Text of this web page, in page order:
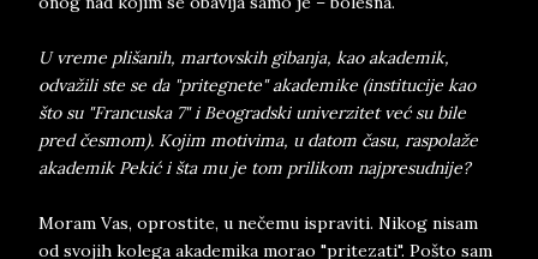
U vreme plišanih, martovskih gibanja, kao akademik,
odvažili ste se da "pritegnete" akademike (institucije kao
što su "Francuska 7" i Beogradski univerzitet već su bile
pred česmom). Kojim motivima, u datom času, raspolaže
akademik Pekić i šta mu je tom prilikom najpresudnije?
Moram Vas, oprostite, u nečemu ispraviti. Nikog nisam
od svojih kolega akademika morao "pritezati". Pošto sam